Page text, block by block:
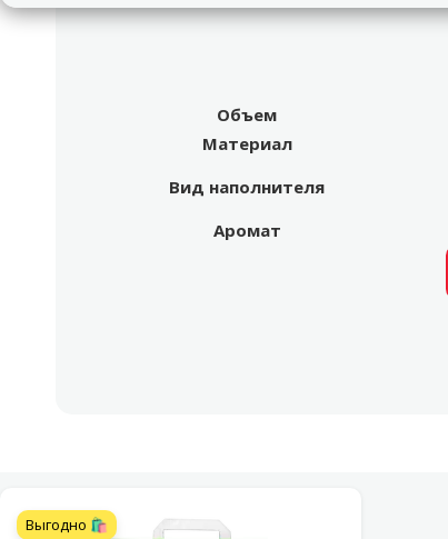
Объем
Материал
Вид наполнителя
Аромат
Выгодно 🛍️